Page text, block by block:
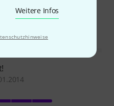
Weitere Infos
MELDEN